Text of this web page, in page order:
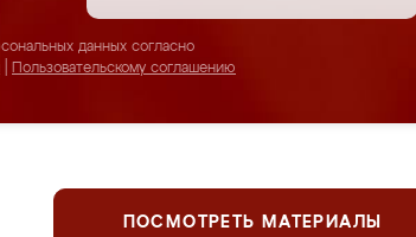
данных согласно
Пользовательскому соглашению
ПОСМОТРЕТЬ МАТЕРИАЛЫ